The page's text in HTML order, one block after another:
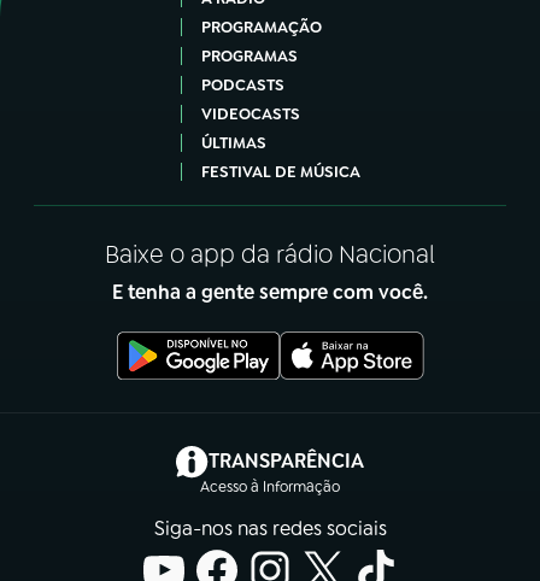
PROGRAMAÇÃO
PROGRAMAS
PODCASTS
VIDEOCASTS
ÚLTIMAS
FESTIVAL DE MÚSICA
Baixe o app da rádio Nacional
E tenha a gente sempre com você.
TRANSPARÊNCIA
Acesso à Informação
(abre em nova aba)
Siga-nos nas redes sociais